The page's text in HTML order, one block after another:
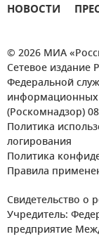
НОВОСТИ
© 2026 МИА
Сетевое издание
Федеральной
информационных
(Роскомнадзор)
Политика
логирования
Политика
Правила
Свидетельство о
Учредитель:
предприятие